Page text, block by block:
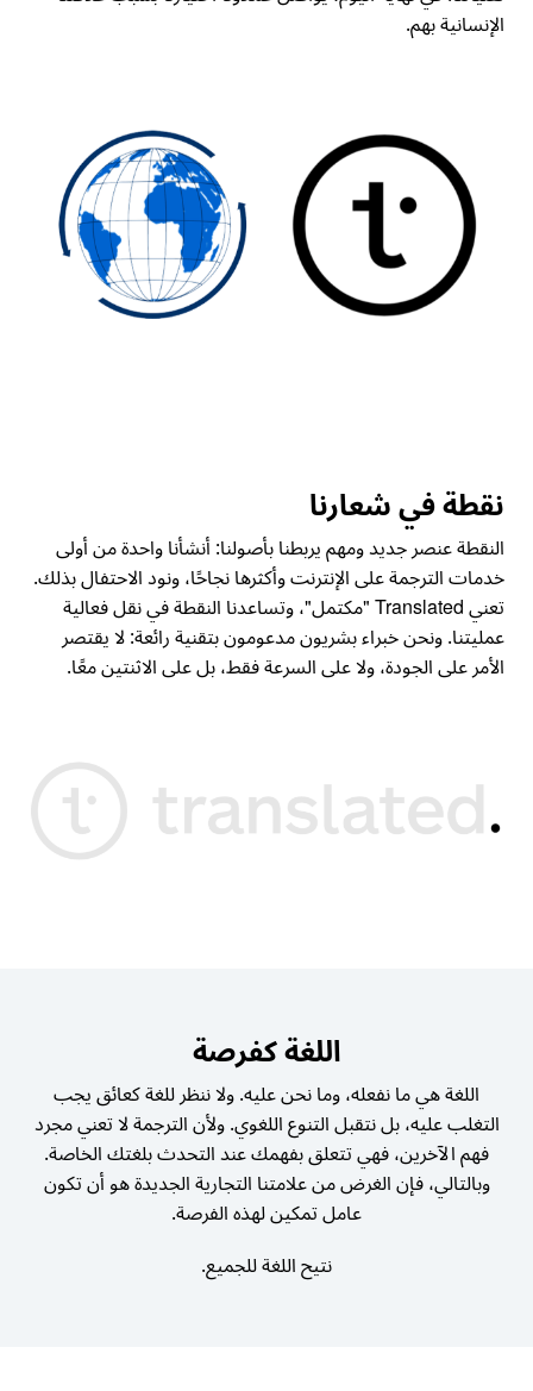
الإنسانية بهم.
نقطة في شعارنا
النقطة عنصر جديد ومهم يربطنا بأصولنا: أنشأنا واحدة من أولى
خدمات الترجمة على الإنترنت وأكثرها نجاحًا، ونود الاحتفال بذلك.
تعني Translated "مكتمل"، وتساعدنا النقطة في نقل فعالية
عمليتنا. ونحن خبراء بشريون مدعومون بتقنية رائعة: لا يقتصر
الأمر على الجودة، ولا على السرعة فقط، بل على الاثنتين معًا.
اللغة كفرصة
اللغة هي ما نفعله، وما نحن عليه. ولا ننظر للغة كعائق يجب
التغلب عليه، بل نتقبل التنوع اللغوي. ولأن الترجمة لا تعني مجرد
فهم الآخرين، فهي تتعلق بفهمك عند التحدث بلغتك الخاصة.
وبالتالي، فإن الغرض من علامتنا التجارية الجديدة هو أن تكون
عامل تمكين لهذه الفرصة.
نتيح اللغة للجميع.